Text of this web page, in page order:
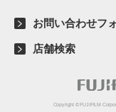
お問い合わせフ
店舗検索
Copyright © FUJIFILM